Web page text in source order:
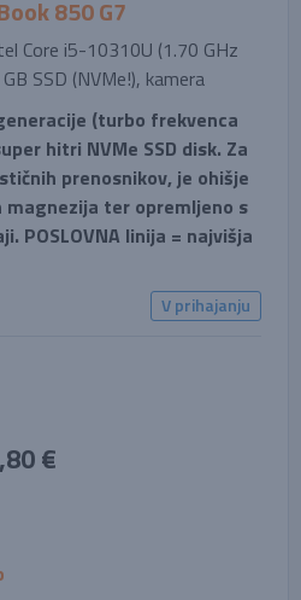
850 G7
Core i5-10310U (1.70 GHz
SSD (NVMe!), kamera
(turbo frekvenca
hitri NVMe SSD disk. Za
prenosnikov, je ohišje
ter opremljeno s
POSLOVNA linija = najvišja
V prihajanju
€